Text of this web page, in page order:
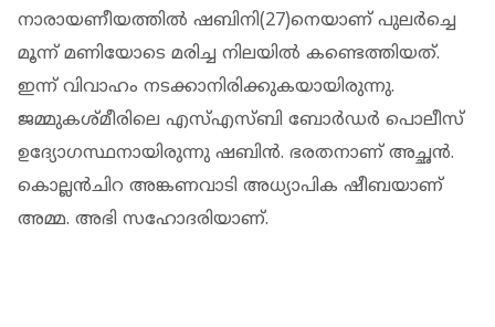
നാരായണീയത്തില്‍ ഷബിനി(27)നെയാണ് പുലര്‍ച്ചെ
മൂന്ന് മണിയോടെ മരിച്ച നിലയില്‍ കണ്ടെത്തിയത്.
ഇന്ന് വിവാഹം നടക്കാനിരിക്കുകയായിരുന്നു.
ജമ്മുകശ്മീരിലെ എസ്എസ്ബി ബോര്‍ഡര്‍ പൊലീസ്
ഉദ്യോഗസ്ഥനായിരുന്നു ഷബിന്‍. ഭരതനാണ് അച്ഛന്‍.
കൊല്ലന്‍ചിറ അങ്കണവാടി അധ്യാപിക ഷീബയാണ്
അമ്മ. അഭി സഹോദരിയാണ്.